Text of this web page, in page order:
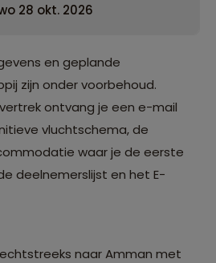
28 okt. 2026
en geplande
zijn onder voorbehoud.
ontvang je een e-mail
vluchtschema, de
waar je de eerste
deelnemerslijst en het E-
naar Amman met